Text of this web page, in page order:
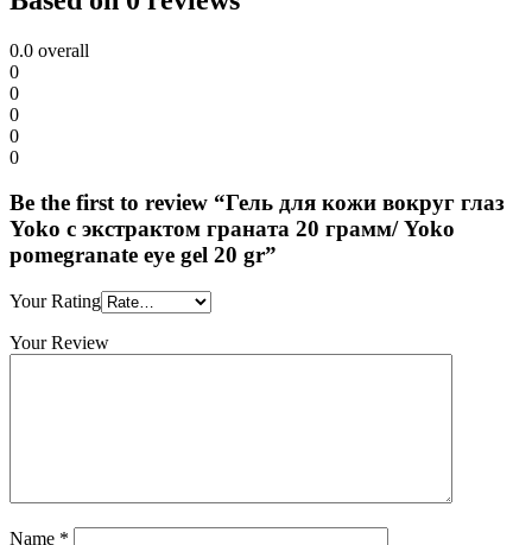
0.0 overall
0
0
0
0
0
Be the first to review “Гель для кожи вокруг глаз
Yoko с экстрактом граната 20 грамм/ Yoko
pomegranate eye gel 20 gr”
Your Rating
Your Review
Name *